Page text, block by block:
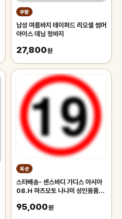
쿠팡
남성 여름바지 테이퍼드 리오셀 썸머
아이스 데님 청바지
27,800원
옥션
스타배송- 센스바디 가디스 아시아
08.H 마츠모토 나나미 성인용품
95,000원